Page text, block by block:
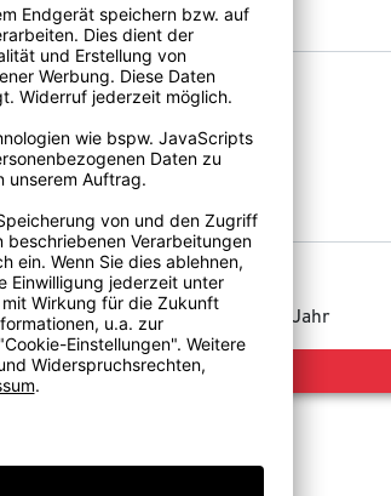
auf Einzelkäufe 365 Tage im Jahr